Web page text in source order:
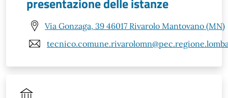
presentazione delle istanze
Via Gonzaga, 39 46017 Rivarolo Mantovano (MN)